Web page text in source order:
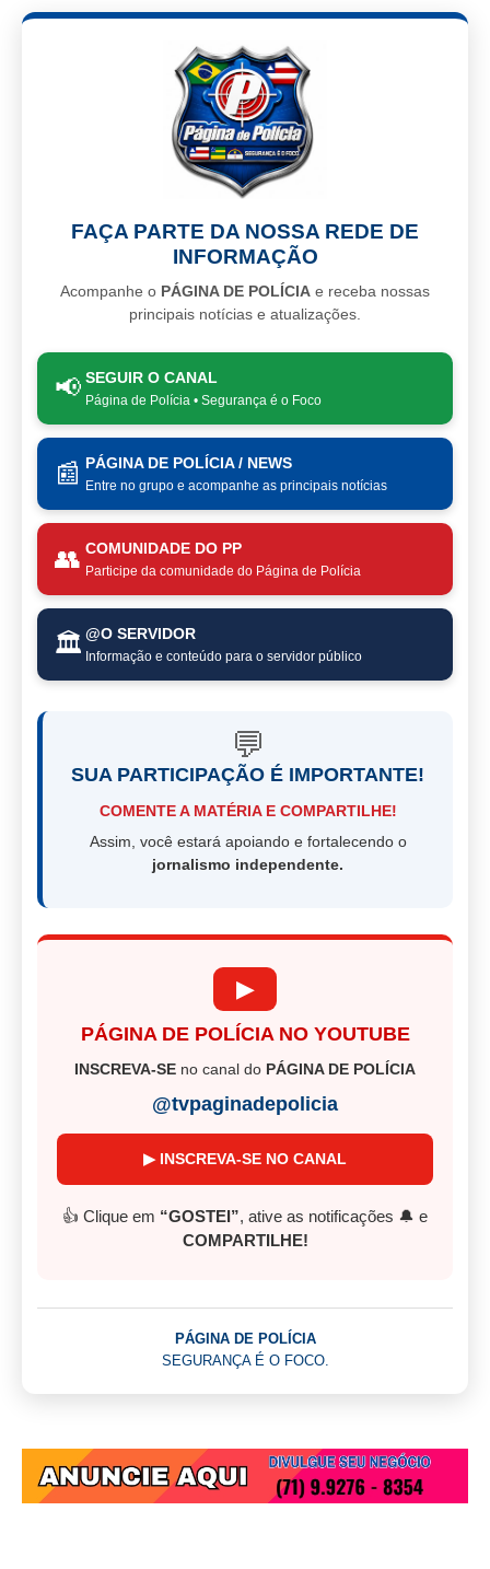
FAÇA PARTE DA NOSSA REDE DE
INFORMAÇÃO
Acompanhe o PÁGINA DE POLÍCIA e receba nossas
principais notícias e atualizações.
📢 SEGUIR O CANAL
Página de Polícia • Segurança é o Foco
📰 PÁGINA DE POLÍCIA / NEWS
Entre no grupo e acompanhe as principais notícias
👥 COMUNIDADE DO PP
Participe da comunidade do Página de Polícia
🏛️ @O SERVIDOR
Informação e conteúdo para o servidor público
💬
SUA PARTICIPAÇÃO É IMPORTANTE!
COMENTE A MATÉRIA E COMPARTILHE!
Assim, você estará apoiando e fortalecendo o
jornalismo independente.
▶
PÁGINA DE POLÍCIA NO YOUTUBE
INSCREVA-SE no canal do PÁGINA DE POLÍCIA
@tvpaginadepolicia
▶ INSCREVA-SE NO CANAL
👍 Clique em “GOSTEI”, ative as notificações 🔔 e
COMPARTILHE!
PÁGINA DE POLÍCIA
SEGURANÇA É O FOCO.